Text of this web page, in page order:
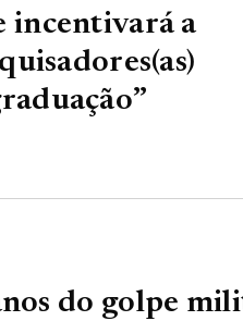
incentivará a
do golpe